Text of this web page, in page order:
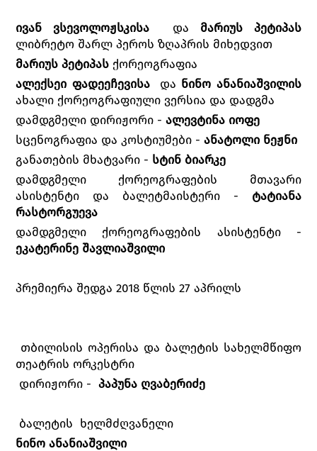
ივან ვსევოლოჟსკისა და მარიუს პეტიპას
ლიბრეტო შარლ პეროს ზღაპრის მიხედვით
მარიუს პეტიპას ქორეოგრაფია
ალექსეი ფადეეჩევისადა ნინო ანანიაშვილის
ახალი ქორეოგრაფიული ვერსია და დადგმა
დამდგმელი დირიჟორი -ალევტინა იოფე
სცენოგრაფია და კოსტიუმები -ანატოლი ნეჟნი
განათების მხატვარი - სტინ ბიარკე
დამდგმელი ქორეოგრაფების მთავარი
ასისტენტი და ბალეტმაისტერი - ტატიანა
რასტორგუევა
დამდგმელი ქორეოგრაფების ასისტენტი -
ეკატერინე შავლიაშვილი
პრემიერა შედგა 2018 წლის 27 აპრილს
თბილისის ოპერისა და ბალეტის სახელმწიფო
თეატრის ორკესტრი
დირიჟორი -პაპუნა ღვაბერიძე
ბალეტის ხელმძღვანელი
ნინო ანანიაშვილი